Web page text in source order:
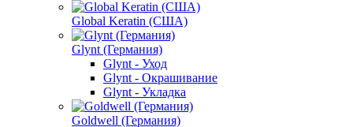
Global Keratin (США)
Glynt (Германия)
Glynt - Уход
Glynt - Окрашивание
Glynt - Укладка
Goldwell (Германия)